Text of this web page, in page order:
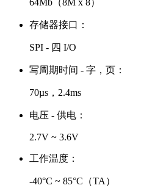
64Mb（8M x 8）
存储器接口：
SPI - 四 I/O
写周期时间 - 字，页：
70µs，2.4ms
电压 - 供电：
2.7V ~ 3.6V
工作温度：
-40°C ~ 85°C（TA）